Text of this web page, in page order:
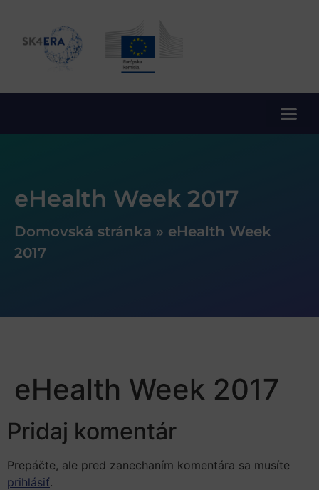
eHealth Week 2017
Domovská stránka » eHealth Week
2017
eHealth Week 2017
Pridaj komentár
Prepáčte, ale pred zanechaním komentára sa musíte
prihlásiť.